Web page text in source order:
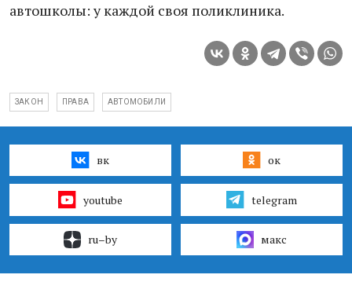
автошколы: у каждой своя поликлиника.
ЗАКОН ПРАВА АВТОМОБИЛИ
вк ок
youtube telegram
ru–by макс